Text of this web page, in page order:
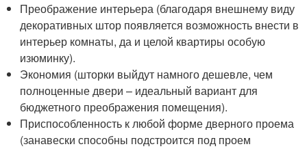
Преображение интерьера (благодаря внешнему виду
декоративных штор появляется возможность внести в
интерьер комнаты, да и целой квартиры особую
изюминку).
Экономия (шторки выйдут намного дешевле, чем
полноценные двери – идеальный вариант для
бюджетного преображения помещения).
Приспособленность к любой форме дверного проема
(занавески способны подстроится под проем